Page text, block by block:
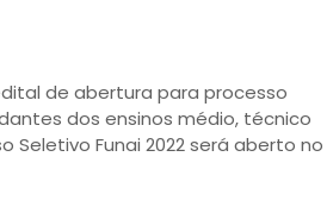
de abertura para processo
dos ensinos médio, técnico
Seletivo Funai 2022 será aberto no